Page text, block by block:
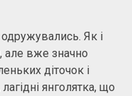
Як і
але вже значно
діточок і
янголятка, що